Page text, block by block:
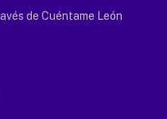
de Cuéntame León